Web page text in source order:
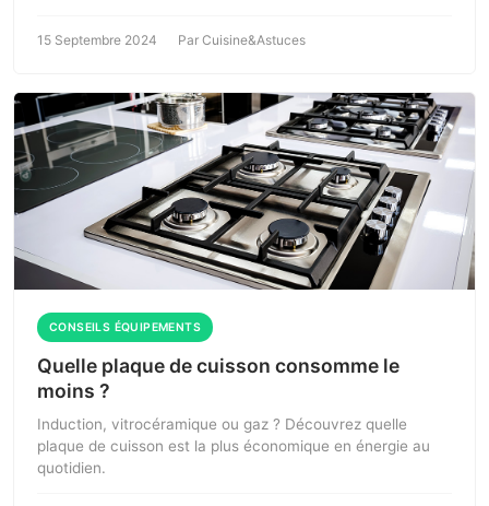
15 Septembre 2024 Par Cuisine&Astuces
CONSEILS ÉQUIPEMENTS
Quelle plaque de cuisson consomme le
moins ?
Induction, vitrocéramique ou gaz ? Découvrez quelle
plaque de cuisson est la plus économique en énergie au
quotidien.